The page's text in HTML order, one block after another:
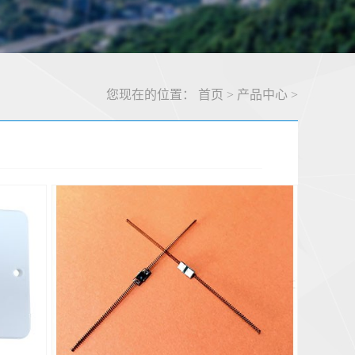
您现在的位置： 首页 > 产品中心 >